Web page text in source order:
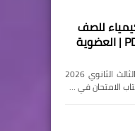
للصف
الثالث الثانوي 2026 PDF | العضوية
📘 تحميل كتاب الامتحان في الكيمياء للصف الثالث الثانوي 2026